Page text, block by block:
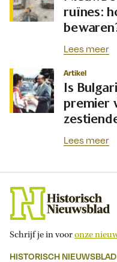
ruïnes:
Lees meer
Artikel
Is
premier
Lees meer
Schrijf je in vooronze
HISTORISCH NIEUWSBLAD